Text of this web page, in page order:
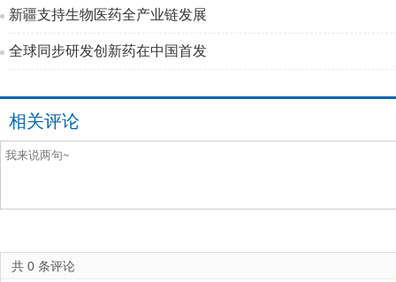
新疆支持生物医药全产业链发展
全球同步研发创新药在中国首发
相关评论
共 0 条评论